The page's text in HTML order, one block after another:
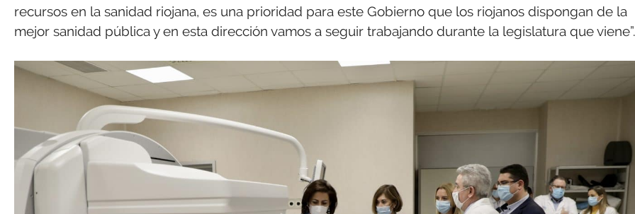
recursos en la sanidad riojana, es una prioridad para este Gobierno que los riojanos dispongan de la
mejor sanidad pública y en esta dirección vamos a seguir trabajando durante la legislatura que viene”.